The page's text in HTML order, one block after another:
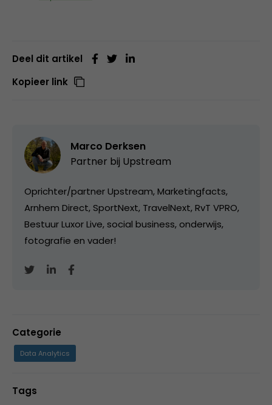
Deel dit artikel
Kopieer link
Marco Derksen
Partner bij Upstream
Oprichter/partner Upstream, Marketingfacts,
Arnhem Direct, SportNext, TravelNext, RvT VPRO,
Bestuur Luxor Live, social business, onderwijs,
fotografie en vader!
Categorie
Data Analytics
Tags